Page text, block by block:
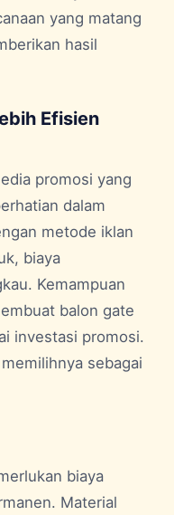
yang matang
hasil
Efisien
promosi yang
dalam
metode iklan
biaya
Kemampuan
balon gate
investasi promosi.
sebagai
biaya
Material